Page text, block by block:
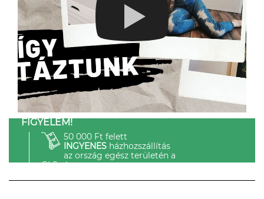
FIGYELEM!
50 000 Ft felett
INGYENESházhozszállítás
az ország egész területén a
GLS-el.